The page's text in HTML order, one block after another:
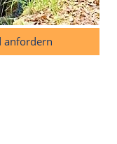
anfordern